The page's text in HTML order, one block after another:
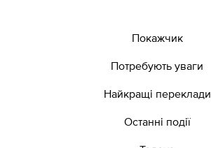
Покажчик
Потребують уваги
Найкращі переклади
Останні події